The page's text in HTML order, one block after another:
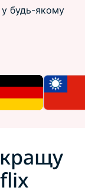
у будь-якому